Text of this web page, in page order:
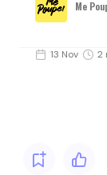
Me
13 Nov 2